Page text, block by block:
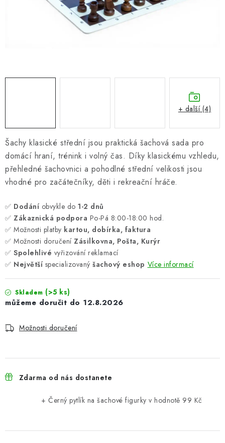
ŠACHOVÝ MERCH
VÝPRODEJ
FAQ
Šachy klasické střední jsou praktická šachová sada pro
domácí hraní, trénink i volný čas. Díky klasickému vzhledu,
přehledné šachovnici a pohodlné střední velikosti jsou
vhodné pro začátečníky, děti i rekreační hráče.
✅ Dodání obvykle do 1-2 dnů
✅ Zákaznická podpora Po-Pá 8:00-18:00 hod.
✅ Možnosti platby kartou, dobírka, faktura
✅ Možnosti doručení Zásilkovna, Pošta, Kurýr
✅ Spolehlivé vyřizování reklamací
✅ Největší specializovaný šachový eshop Více informací
Skladem (>5 ks)
12.8.2026
Možnosti doručení
Zdarma od nás dostanete
+ Černý pytlík na šachové figurky v hodnotě 99 Kč
+ další (4)